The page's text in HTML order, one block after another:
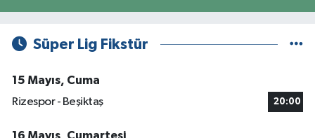
Süper Lig Fikstür
15 Mayıs, Cuma
Rizespor - Beşiktaş
20:00